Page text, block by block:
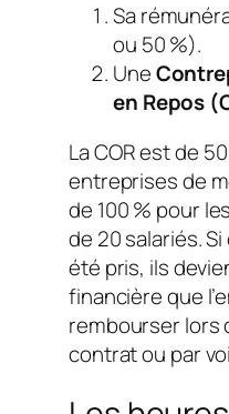
Sa
ou 50 %).
Une
en Repos
La COR est de
entreprises de
de 100 % pour
de 20 salariés.
été pris, ils
financière que
rembourser lors
contrat ou par